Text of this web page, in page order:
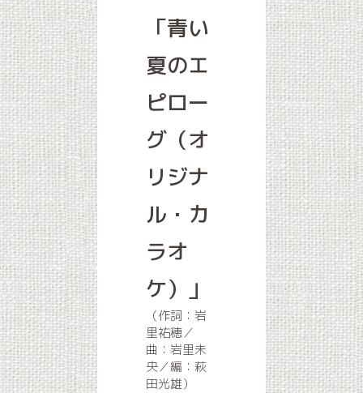
「青い
夏のエ
ピロー
グ（オ
リジナ
ル・カ
ラオ
ケ）」
（作詞：岩
里祐穂／
曲：岩里未
央／編：萩
田光雄）